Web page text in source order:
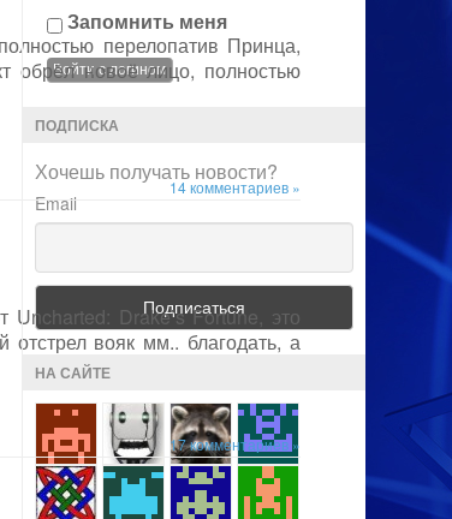
перелопатив Принца,
обрёл новоё лицо, полностью
14 комментариев »
Drake’s Fortune, это
отстрел вояк мм.. благодать, а
17 комментариев »
Запомнить меня
ПОДПИСКА
Хочешь получать новости?
Email
НА САЙТЕ